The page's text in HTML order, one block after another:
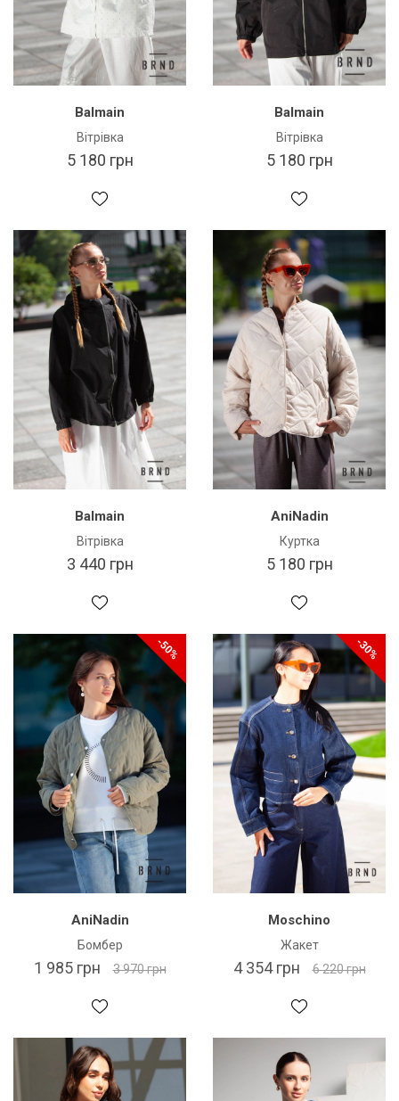
Balmain
Вітрівка
5 180 грн
Balmain
Вітрівка
5 180 грн
Balmain
Вітрівка
3 440 грн
AniNadin
Куртка
5 180 грн
-50%
AniNadin
Бомбер
1 985 грн 3 970 грн
-30%
Moschino
Жакет
4 354 грн 6 220 грн